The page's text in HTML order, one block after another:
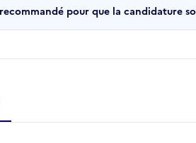
pour que la candidature